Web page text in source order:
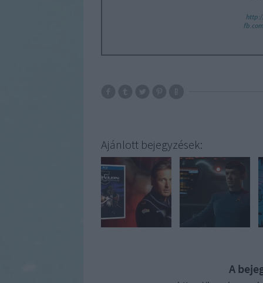
Ajánlott bejegyzések:
A